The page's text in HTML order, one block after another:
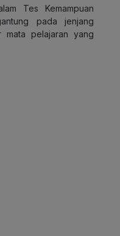
Tes Kemampuan
pada jenjang
mata pelajaran yang